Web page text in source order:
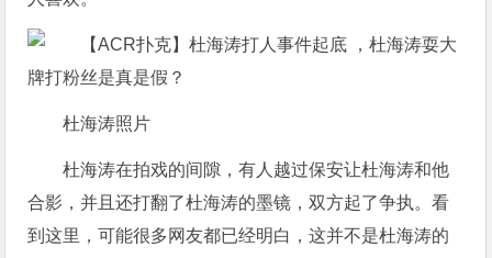
杜海涛照片
杜海涛在拍戏的间隙，有人越过保安让杜海涛和他
合影，并且还打翻了杜海涛的墨镜，双方起了争执。看
到这里，可能很多网友都已经明白，这并不是杜海涛的